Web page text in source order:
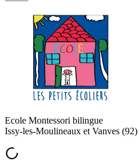
Ecole Montessori bilingue
Issy-les-Moulineaux et Vanves (92)